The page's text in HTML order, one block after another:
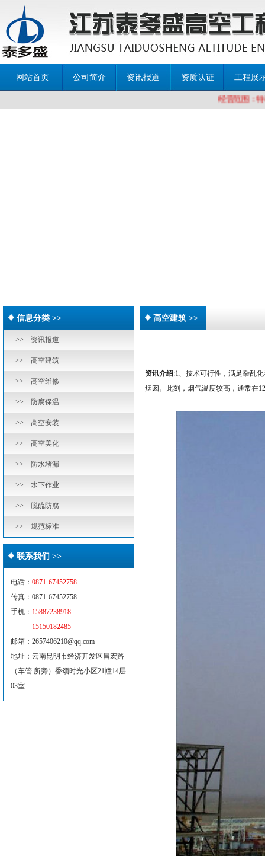
网站首页 公司简介 资讯报道 资质认证 工程展
经营范围：特
信息分类 >>
>> 资讯报道
>> 高空建筑
>> 高空维修
>> 防腐保温
>> 高空安装
>> 高空美化
>> 防水堵漏
>> 水下作业
>> 脱硫防腐
>> 规范标准
联系我们 >>
电话： 0871-67452758
传真：0871-67452758
手机： 15887238918
15150182485
邮箱：2657406210@qq.com
地址：云南昆明市经济开发区昌宏路
（车管 所旁）香颂时光小区21幢14层
03室
高空建筑 >>
资讯介绍:1、技术可行性，满足杂乱
烟囱。此刻，烟气温度较高，通常在